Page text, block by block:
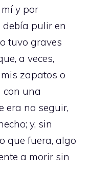
y por
pulir en
tuvo graves
a veces,
zapatos o
con una
era no seguir,
y, sin
que fuera, algo
a morir sin